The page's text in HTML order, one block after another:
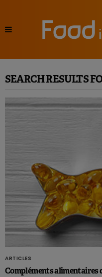
SEARCH RESULTS
ARTICLES
Compléments alimentaires